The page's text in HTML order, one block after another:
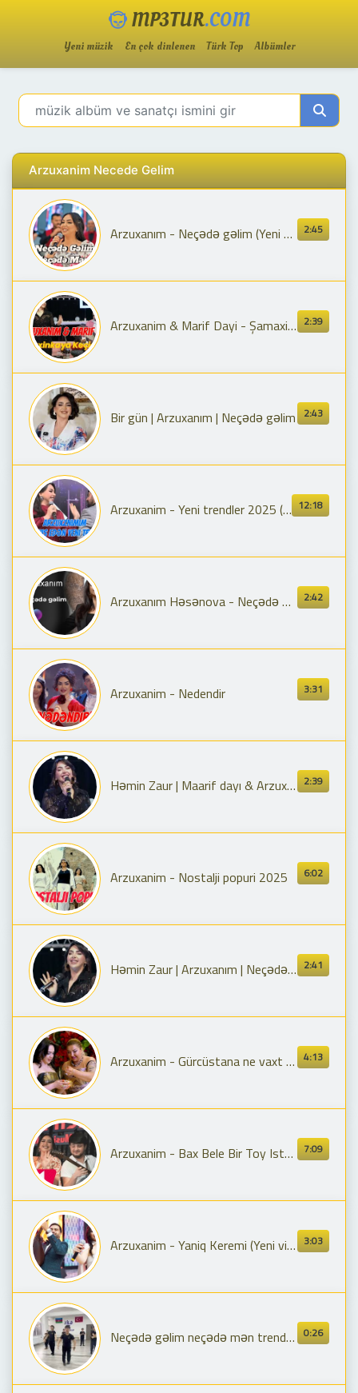
MP3TUR.COM
Yeni müzik En çok dinlenen Türk Top Albümler
Arzuxanim Necede Gelim
2:45
Arzuxanım - Neçədə gəlim (Yeni klip 2025)
2:39
Arzuxanim & Marif Dayi - Şamaxinkaya keçide gel (neçede gelim)
2:43
Bir gün | Arzuxanım | Neçədə gəlim
12:18
Arzuxanim - Yeni trendler 2025 (nedendir necede gelim bele qiz gormemisem basima belamisan
2:42
Arzuxanım Həsənova - Neçədə gəlim
3:31
Arzuxanim - Nedendir
2:39
Həmin Zaur | Maarif dayı & Arzuxanım | Neçədə gəlim
6:02
Arzuxanim - Nostalji popuri 2025
2:41
Həmin Zaur | Arzuxanım | Neçədə gəlim
4:13
Arzuxanim - Gürcüstana ne vaxt gelim
7:09
Arzuxanim - Bax Bele Bir Toy Isterem (Yeni 2023)
3:03
Arzuxanim - Yaniq Keremi (Yeni video klip 2024)
0:26
Neçədə gəlim neçədə mən trend rəqs 2025